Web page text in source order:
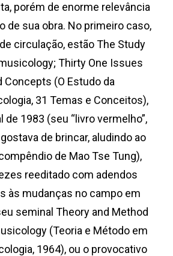
porém de enorme relevância
de sua obra. No primeiro caso,
circulação, estão The Study
Thirty One Issues
Concepts (O Estudo da
31 Temas e Conceitos),
de 1983 (seu “livro vermelho”,
de brincar, aludindo ao
de Mao Tse Tung),
reeditado com adendos
às mudanças no campo em
seminal Theory and Method
(Teoria e Método em
1964), ou o provocativo